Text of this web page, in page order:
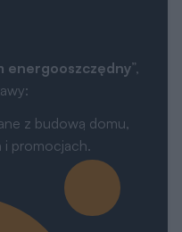
energooszczędny”,
z budową domu,
i promocjach.